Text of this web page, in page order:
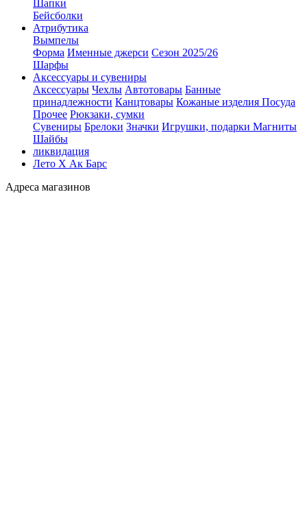
Шапки
Бейсболки
Атрибутика
Вымпелы
Форма Именные джерси Сезон 2025/26
Шарфы
Аксессуары и сувениры
Аксессуары Чехлы Автотовары Банные
принадлежности Канцтовары Кожаные изделия Посуда
Прочее Рюкзаки, сумки
Сувениры Брелоки Значки Игрушки, подарки Магниты
Шайбы
ликвидация
Лето Х Ак Барс
Адреса магазинов